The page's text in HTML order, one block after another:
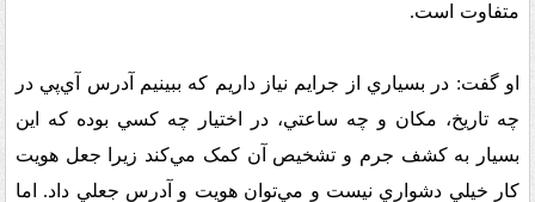
متفاوت است.
او گفت: در بسياري از جرايم نياز داريم که ببينيم آدرس آي‌پي در
چه تاريخ، مکان و چه ساعتي، در اختيار چه کسي بوده که اين
بسيار به کشف جرم و تشخيص آن کمک مي‌کند زيرا جعل هويت
کار خيلي دشواري نيست و مي‌توان هويت و آدرس جعلي داد. اما